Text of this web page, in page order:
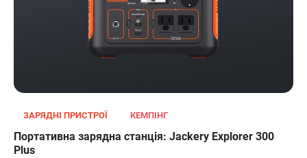
ЗАРЯДНІ ПРИСТРОЇ КЕМПІНГ
Портативна зарядна станція: Jackery Explorer 300
Plus